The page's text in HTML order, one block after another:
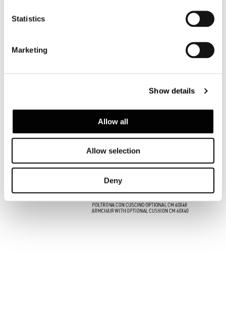
Statistics
Marketing
Show details
Allow all
Allow selection
Deny
OPTIONAL CUSHION FOR ARMCHAIR CM 60X40